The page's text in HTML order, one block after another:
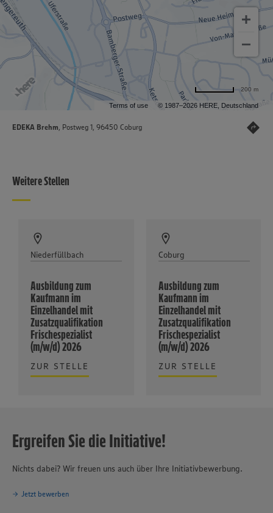
Terms of use © 1987–2026 HERE, Deutschland
200 m
EDEKA Brehm, Postweg 1, 96450 Coburg
Weitere Stellen
Niederfüllbach
Ausbildung zum
Kaufmann im
Einzelhandel mit
Zusatzqualifikation
Frischespezialist
(m/w/d) 2026
ZUR STELLE
Coburg
Ausbildung zum
Kaufmann im
Einzelhandel mit
Zusatzqualifikation
Frischespezialist
(m/w/d) 2026
ZUR STELLE
Ergreifen Sie die Initiative!
Nichts dabei? Wir freuen uns auch über Ihre Initiativbewerbung.
Jetzt bewerben